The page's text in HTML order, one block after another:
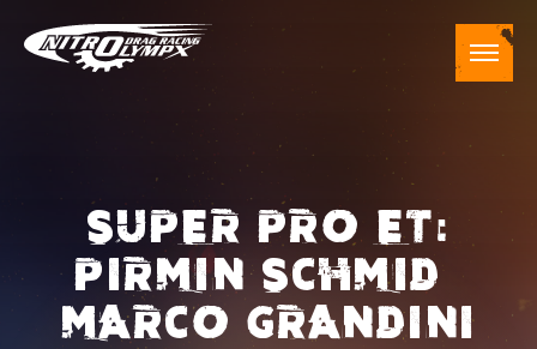
SUPER PRO ET:
PIRMIN SCHMID –
MARCO GRANDINI